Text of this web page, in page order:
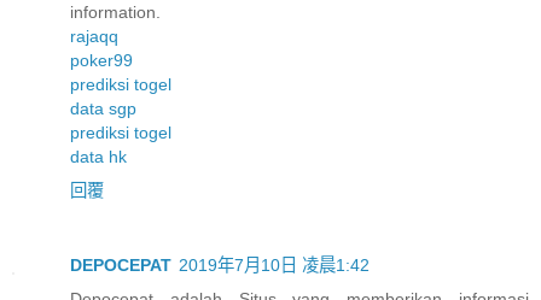
information.
rajaqq
poker99
prediksi togel
data sgp
prediksi togel
data hk
回覆
DEPOCEPAT 2019年7月10日 凌晨1:42